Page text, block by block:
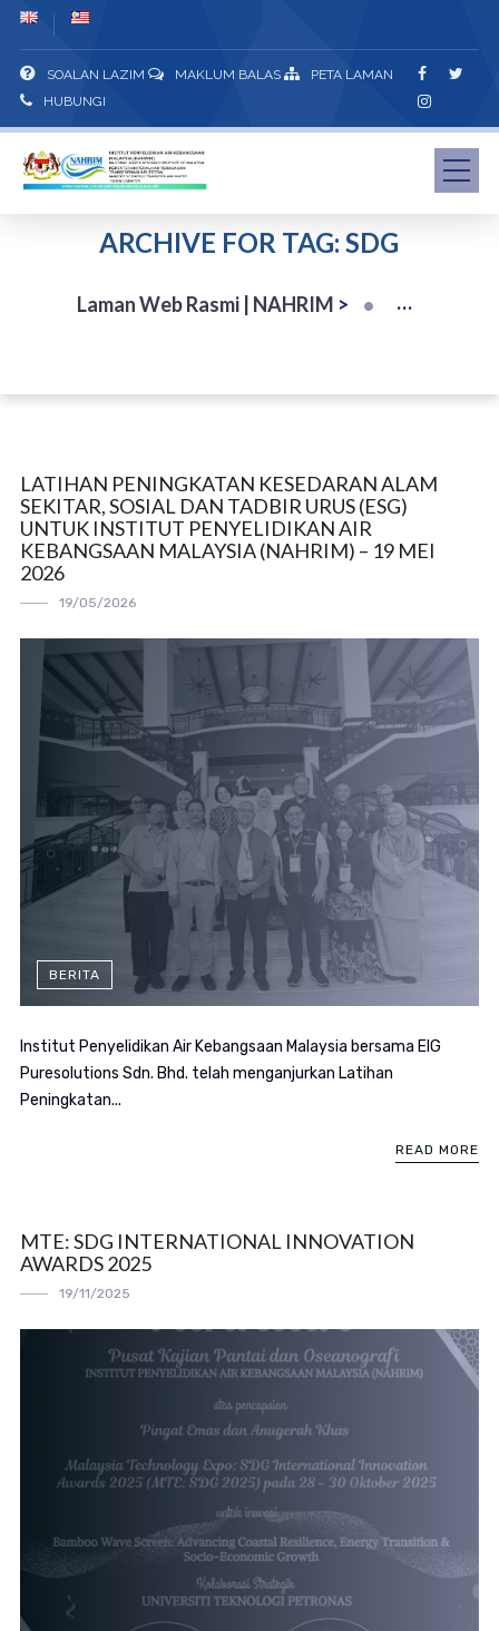
SOALAN LAZIM MAKLUM BALAS
PETA LAMAN
HUBUNGI
ARCHIVE FOR TAG: SDG
Laman Web Rasmi | NAHRIM >
LATIHAN PENINGKATAN KESEDARAN ALAM
SEKITAR, SOSIAL DAN TADBIR URUS (ESG)
UNTUK INSTITUT PENYELIDIKAN AIR
KEBANGSAAN MALAYSIA (NAHRIM) – 19 MEI
2026
19/05/2026
BERITA
Institut Penyelidikan Air Kebangsaan Malaysia bersama EIG
Puresolutions Sdn. Bhd. telah menganjurkan Latihan
Peningkatan...
READ MORE
MTE: SDG INTERNATIONAL INNOVATION
AWARDS 2025
19/11/2025